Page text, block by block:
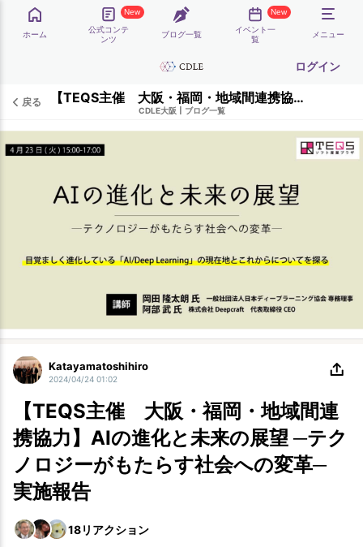
ホーム
New
公式コンテ
ンツ
ブログ一覧
New
イベント一
覧
メニュー
ログイン
戻る 【TEQS主催 大阪・福岡・地域間連携協力】AIの進化と未来の展望 ─テクノロジーがもたらす社会への変革─ 実施報告
CDLE大阪 ブログ一覧
Katayamatoshihiro
2024/04/24 01:02
【TEQS主催 大阪・福岡・地域間連
携協力】AIの進化と未来の展望 ─テク
ノロジーがもたらす社会への変革─
実施報告
18リアクション